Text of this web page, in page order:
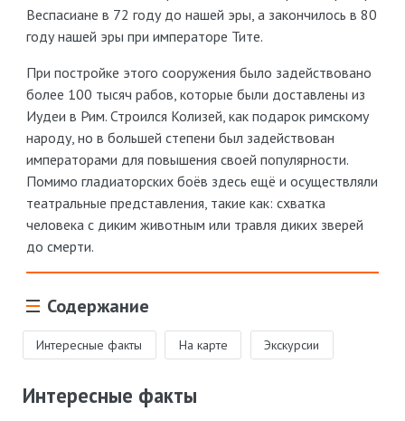
Веспасиане в 72 году до нашей эры, а закончилось в 80
году нашей эры при императоре Тите.
При постройке этого сооружения было задействовано
более 100 тысяч рабов, которые были доставлены из
Иудеи в Рим. Строился Колизей, как подарок римскому
народу, но в большей степени был задействован
императорами для повышения своей популярности.
Помимо гладиаторских боёв здесь ещё и осуществляли
театральные представления, такие как: схватка
человека с диким животным или травля диких зверей
до смерти.
Содержание
Интересные факты На карте Экскурсии
Интересные факты